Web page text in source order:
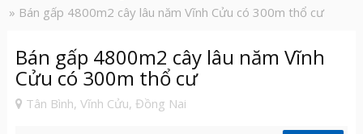
» Bán gấp 4800m2 cây lâu năm Vĩnh Cửu có 300m thổ cư
Bán gấp 4800m2 cây lâu năm Vĩnh
Cửu có 300m thổ cư
Tân Bình, Vĩnh Cửu, Đồng Nai